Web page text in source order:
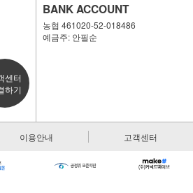
센터
하기
BANK ACCOUNT
농협 461020-52-018486
예금주: 안필순
이용안내 고객센터